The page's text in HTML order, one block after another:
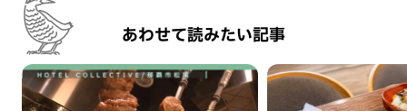
あわせて読みたい記事